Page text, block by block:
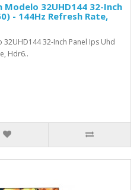
Modelo 32UHD144 32-Inch
- 144Hz Refresh Rate,
32UHD144 32-Inch Panel Ips Uhd
Hdr6..